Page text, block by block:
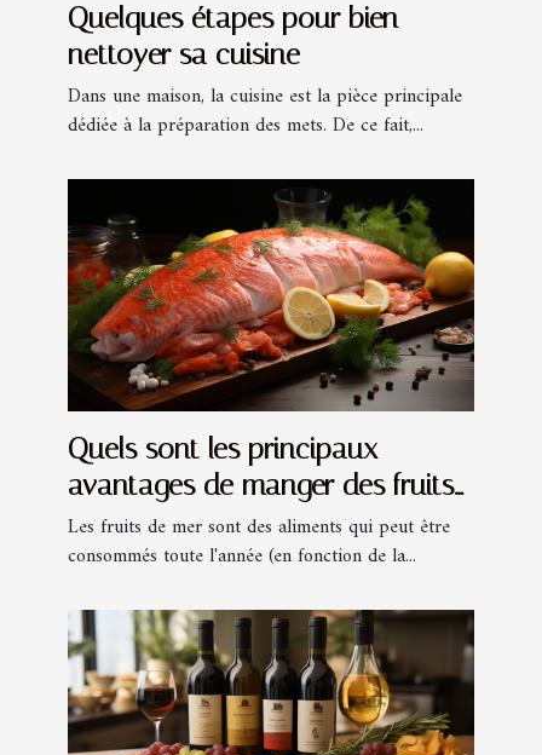
Quelques étapes pour bien
nettoyer sa cuisine
Dans une maison, la cuisine est la pièce principale
dédiée à la préparation des mets. De ce fait,...
Quels sont les principaux
avantages de manger des fruits
de mer en été ?
Les fruits de mer sont des aliments qui peut être
consommés toute l'année (en fonction de la...